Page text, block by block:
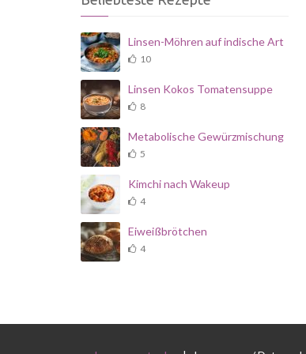
Linsen-Möhren auf indische Art
10
Linsen Kokos Tomatensuppe
8
Metabolische Gewürzmischung
5
Kimchi nach Wakeup
4
Eiweißbrötchen
4